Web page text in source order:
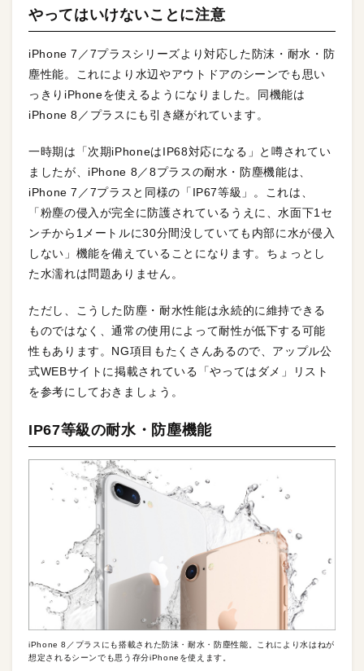
やってはいけないことに注意
iPhone 7／7プラスシリーズより対応した防沫・耐水・防
塵性能。これにより水辺やアウトドアのシーンでも思い
っきりiPhoneを使えるようになりました。同機能は
iPhone 8／プラスにも引き継がれています。
一時期は「次期iPhoneはIP68対応になる」と噂されてい
ましたが、iPhone 8／8プラスの耐水・防塵機能は、
iPhone 7／7プラスと同様の「IP67等級」。これは、
「粉塵の侵入が完全に防護されているうえに、水面下1セ
ンチから1メートルに30分間没していても内部に水が侵入
しない」機能を備えていることになります。ちょっとし
た水濡れは問題ありません。
ただし、こうした防塵・耐水性能は永続的に維持できる
ものではなく、通常の使用によって耐性が低下する可能
性もあります。NG項目もたくさんあるので、アップル公
式WEBサイトに掲載されている「やってはダメ」リスト
を参考にしておきましょう。
IP67等級の耐水・防塵機能
iPhone 8／プラスにも搭載された防沫・耐水・防塵性能。これにより水はねが
想定されるシーンでも思う存分iPhoneを使えます。